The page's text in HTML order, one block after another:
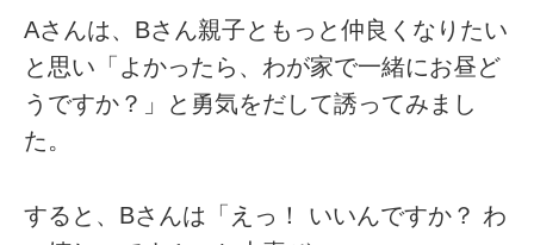
Aさんは、Bさん親子ともっと仲良くなりたい
と思い「よかったら、わが家で一緒にお昼ど
うですか？」と勇気をだして誘ってみまし
た。
すると、Bさんは「えっ！ いいんですか？ わ